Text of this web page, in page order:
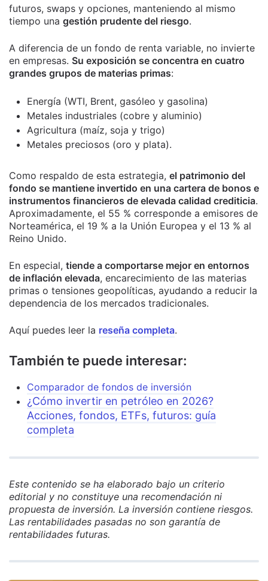
futuros, swaps y opciones, manteniendo al mismo
tiempo una gestión prudente del riesgo.
A diferencia de un fondo de renta variable, no invierte
en empresas. Su exposición se concentra en cuatro
grandes grupos de materias primas:
Energía (WTI, Brent, gasóleo y gasolina)
Metales industriales (cobre y aluminio)
Agricultura (maíz, soja y trigo)
Metales preciosos (oro y plata).
Como respaldo de esta estrategia, el patrimonio del
fondo se mantiene invertido en una cartera de bonos e
instrumentos financieros de elevada calidad crediticia.
Aproximadamente, el 55 % corresponde a emisores de
Norteamérica, el 19 % a la Unión Europea y el 13 % al
Reino Unido.
En especial, tiende a comportarse mejor en entornos
de inflación elevada, encarecimiento de las materias
primas o tensiones geopolíticas, ayudando a reducir la
dependencia de los mercados tradicionales.
Aquí puedes leer la reseña completa.
También te puede interesar:
Comparador de fondos de inversión
¿Cómo invertir en petróleo en 2026?
Acciones, fondos, ETFs, futuros: guía
completa
Este contenido se ha elaborado bajo un criterio
editorial y no constituye una recomendación ni
propuesta de inversión. La inversión contiene riesgos.
Las rentabilidades pasadas no son garantía de
rentabilidades futuras.